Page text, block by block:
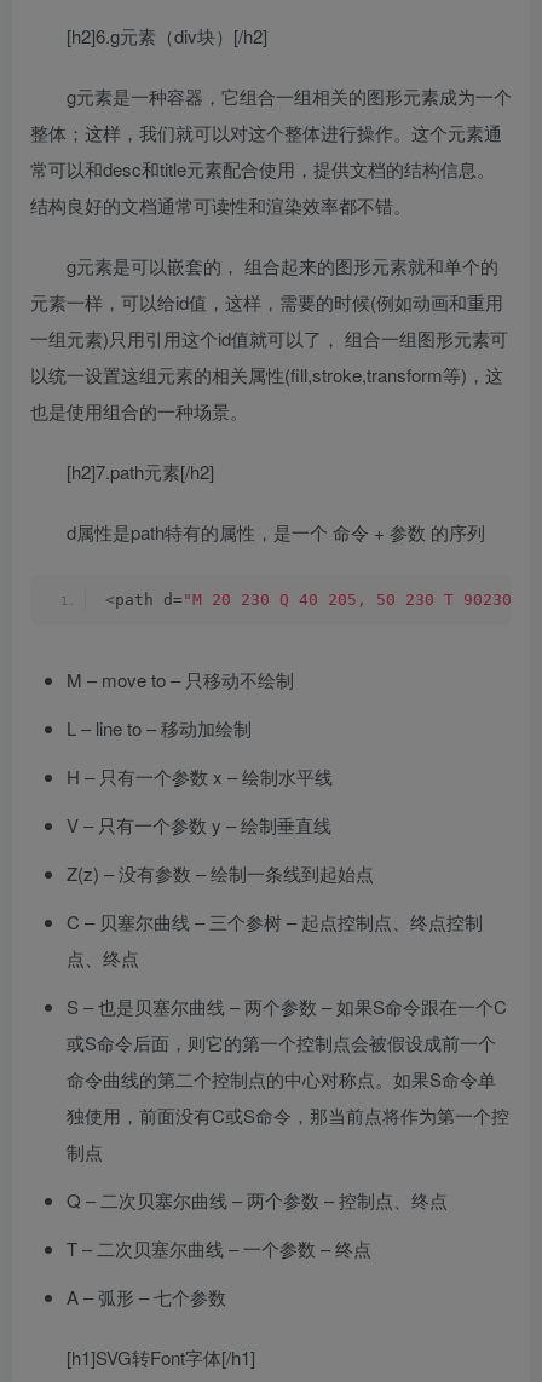
[h2]6.g元素（div块）[/h2]
g元素是一种容器，它组合一组相关的图形元素成为一个
整体；这样，我们就可以对这个整体进行操作。这个元素通
常可以和desc和title元素配合使用，提供文档的结构信息。
结构良好的文档通常可读性和渲染效率都不错。
g元素是可以嵌套的， 组合起来的图形元素就和单个的
元素一样，可以给id值，这样，需要的时候(例如动画和重用
一组元素)只用引用这个id值就可以了， 组合一组图形元素可
以统一设置这组元素的相关属性(fill,stroke,transform等)，这
也是使用组合的一种场景。
[h2]7.path元素[/h2]
d属性是path特有的属性，是一个 命令 + 参数 的序列
<path d= "M 20 230 Q 40 205, 50 230 T 90230"
M – move to – 只移动不绘制
L – line to – 移动加绘制
H – 只有一个参数 x – 绘制水平线
V – 只有一个参数 y – 绘制垂直线
Z(z) – 没有参数 – 绘制一条线到起始点
C – 贝塞尔曲线 – 三个参树 – 起点控制点、终点控制
点、终点
S – 也是贝塞尔曲线 – 两个参数 – 如果S命令跟在一个C
或S命令后面，则它的第一个控制点会被假设成前一个
命令曲线的第二个控制点的中心对称点。如果S命令单
独使用，前面没有C或S命令，那当前点将作为第一个控
制点
Q – 二次贝塞尔曲线 – 两个参数 – 控制点、终点
T – 二次贝塞尔曲线 – 一个参数 – 终点
A – 弧形 – 七个参数
[h1]SVG转Font字体[/h1]